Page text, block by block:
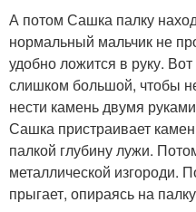
А потом Сашка палку
нормальный мальчик не
удобно ложится в руку.
слишком большой, чтобы
нести камень двумя
Сашка пристраивает
палкой глубину лужи.
металлической изгороди.
прыгает, опираясь на